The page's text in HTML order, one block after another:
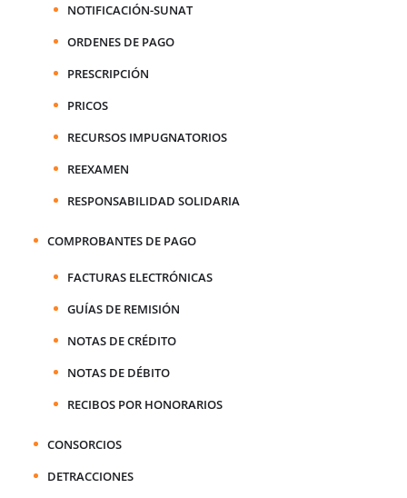
NOTIFICACIÓN-SUNAT
ORDENES DE PAGO
PRESCRIPCIÓN
PRICOS
RECURSOS IMPUGNATORIOS
REEXAMEN
RESPONSABILIDAD SOLIDARIA
COMPROBANTES DE PAGO
FACTURAS ELECTRÓNICAS
GUÍAS DE REMISIÓN
NOTAS DE CRÉDITO
NOTAS DE DÉBITO
RECIBOS POR HONORARIOS
CONSORCIOS
DETRACCIONES